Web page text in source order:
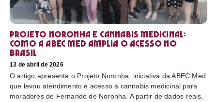
Projeto Noronha e cannabis medicinal:
como a ABEC Med amplia o acesso no
Brasil
13 de abril de 2026
O artigo apresenta o Projeto Noronha, iniciativa da ABEC Med
que levou atendimento e acesso à cannabis medicinal para
moradores de Fernando de Noronha. A partir de dados reais,